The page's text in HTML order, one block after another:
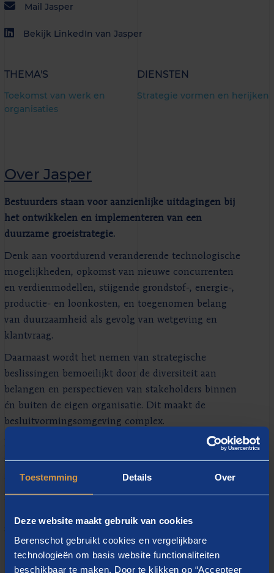
Toestemming Details Over
Deze website maakt gebruik van cookies
Berenschot gebruikt cookies en vergelijkbare
technologieën om basis website functionaliteiten
beschikbaar te maken. Door te klikken op “Accepteer
Over Jasper
Bestuurders staan voor aanzienlijke uitdagingen bij
het ontwikkelen en implementeren van een
duurzame groeistrategie.
Denk aan voortdurend veranderende technologische
mogelijkheden, opkomst van nieuwe concurrenten
en verdienmodellen, stijgende grondstof-, energie-,
productie- en loonkosten, en toegenomen belang
van duurzaamheid als gevolg van wetgeving en
klantvraag.
Daarnaast wordt het nemen van strategische
beslissingen bemoeilijkt door de diversiteit aan
belangen en perspectieven van stakeholders binnen
én buiten de eigen organisatie. Dit maakt de
besluitvormingsomgeving complex.
Berenschot ondersteunt klanten actief in het
strategieproces en bevordert brede participatie, zodat
gezamenlijk gedragen beslissingen worden genomen.
Dit realiseren we onder andere door:
• marktonderzoek
• financiële analyse
Mail Jasper
Bekijk LinkedIn van Jasper
THEMA'S
Toekomst van werk en
organisaties
DIENSTEN
Strategie vormen en herijken